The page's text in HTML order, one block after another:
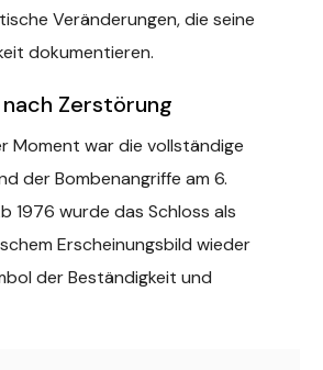
Veränderungen, die seine
dokumentieren.
Zerstörung
Moment war die vollständige
der Bombenangriffe am 6.
1976 wurde das Schloss als
Erscheinungsbild wieder
der Beständigkeit und